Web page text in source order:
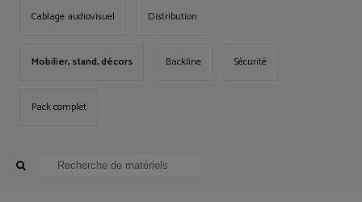
Cablage audiovisuel Distribution
Mobilier, stand, décors Backline Sécurité
Pack complet